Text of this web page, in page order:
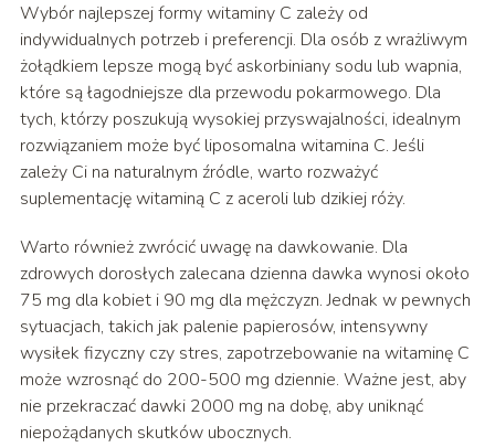
Wybór najlepszej formy witaminy C zależy od
indywidualnych potrzeb i preferencji. Dla osób z wrażliwym
żołądkiem lepsze mogą być askorbiniany sodu lub wapnia,
które są łagodniejsze dla przewodu pokarmowego. Dla
tych, którzy poszukują wysokiej przyswajalności, idealnym
rozwiązaniem może być liposomalna witamina C. Jeśli
zależy Ci na naturalnym źródle, warto rozważyć
suplementację witaminą C z aceroli lub dzikiej róży.
Warto również zwrócić uwagę na dawkowanie. Dla
zdrowych dorosłych zalecana dzienna dawka wynosi około
75 mg dla kobiet i 90 mg dla mężczyzn. Jednak w pewnych
sytuacjach, takich jak palenie papierosów, intensywny
wysiłek fizyczny czy stres, zapotrzebowanie na witaminę C
może wzrosnąć do 200-500 mg dziennie. Ważne jest, aby
nie przekraczać dawki 2000 mg na dobę, aby uniknąć
niepożądanych skutków ubocznych.